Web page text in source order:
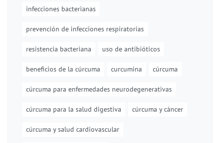
infecciones bacterianas
prevención de infecciones respiratorias
resistencia bacteriana uso de antibióticos
beneficios de la cúrcuma curcumina cúrcuma
cúrcuma para enfermedades neurodegenerativas
cúrcuma para la salud digestiva cúrcuma y cáncer
cúrcuma y salud cardiovascular